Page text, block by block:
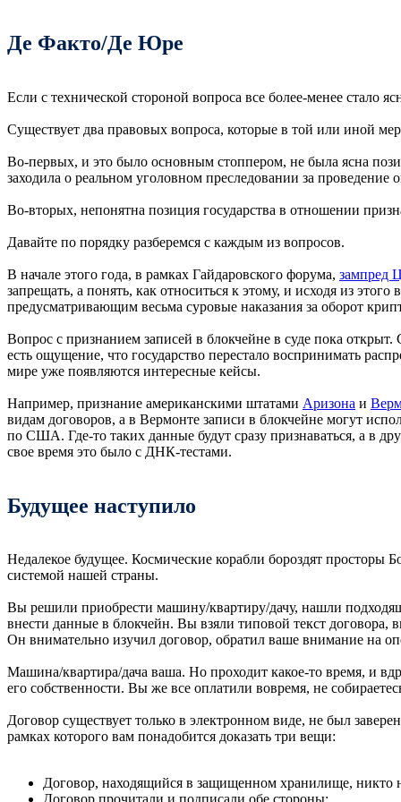
Де Факто/Де Юре
Если с технической стороной вопроса все более-менее стало
Существует два правовых вопроса, которые в той или иной
Во-первых, и это было основным стоппером, не была ясна
заходила о реальном уголовном преследовании за
Во-вторых, непонятна позиция государства в отношении
Давайте по порядку разберемся с каждым из вопросов.
В начале этого года, в рамках Гайдаровского форума, зампред
запрещать, а понять, как относиться к этому, и исходя из
предусматривающим весьма суровые наказания за оборот
Вопрос с признанием записей в блокчейне в суде пока
есть ощущение, что государство перестало воспринимать
мире уже появляются интересные кейсы.
Например, признание американскими штатами Аризона и
видам договоров, а в Вермонте записи в блокчейне могут
по США. Где-то таких данные будут сразу признаваться, а в
свое время это было с ДНК-тестами.
Будущее наступило
Недалекое будущее. Космические корабли бороздят просторы
системой нашей страны.
Вы решили приобрести машину/квартиру/дачу, нашли
внести данные в блокчейн. Вы взяли типовой текст
Он внимательно изучил договор, обратил ваше внимание на
Машина/квартира/дача ваша. Но проходит какое-то время, и
его собственности. Вы же все оплатили вовремя, не
Договор существует только в электронном виде, не был
рамках которого вам понадобится доказать три вещи:
Договор, находящийся в защищенном хранилище, никто